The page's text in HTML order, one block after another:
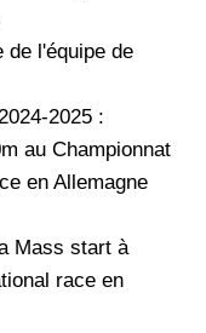
de l'équipe de
2025 :
au Championnat
en Allemagne
Mass start à
race en